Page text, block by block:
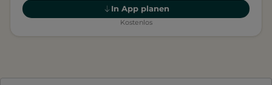
In App planen
Kostenlos